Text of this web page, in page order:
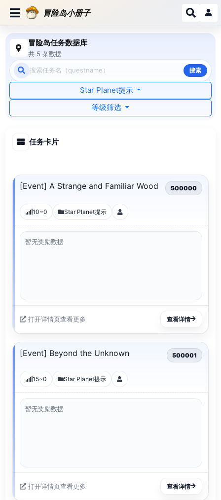
冒险岛小册子
冒险岛任务数据库
共 5 条数据
搜索
Star Planet提示
等级筛选
任务卡片
[Event] A Strange and Familiar Wood 500000
10~0 Star Planet提示
暂无奖励数据
打开详情页查看更多 查看详情
[Event] Beyond the Unknown 500001
15~0 Star Planet提示
暂无奖励数据
打开详情页查看更多 查看详情